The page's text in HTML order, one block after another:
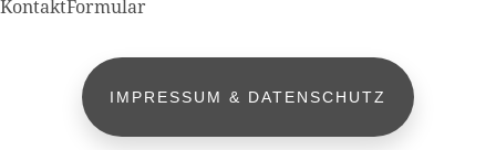
KontaktFormular
IMPRESSUM & DATENSCHUTZ